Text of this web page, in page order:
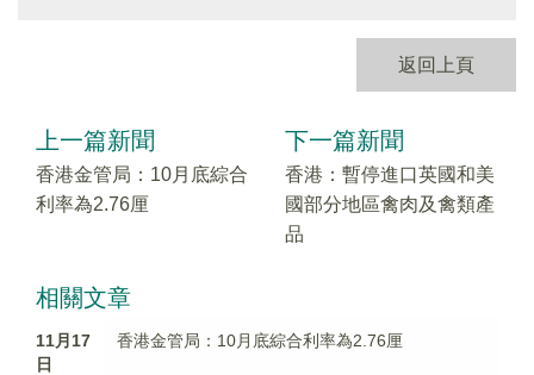
返回上頁
上一篇新聞
香港金管局：10月底綜合
利率為2.76厘
下一篇新聞
香港：暫停進口英國和美
國部分地區禽肉及禽類產
品
相關文章
11月17
日
香港金管局：10月底綜合利率為2.76厘